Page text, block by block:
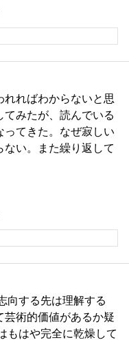
れればわからないと思
てみたが、読んでいる
ってきた。なぜ寂しい
い。また繰り返して
向する先は理解する
芸術的価値があるか疑
もはや完全に乾燥して